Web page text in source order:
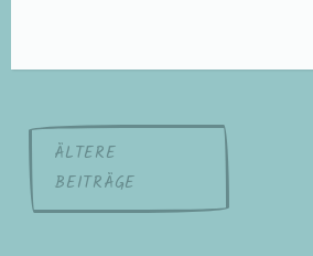
Teil
Beitragsnavigation
ÄLTERE
BEITRÄGE